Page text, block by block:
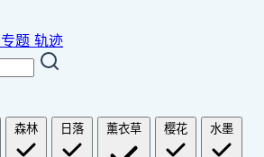
专题 轨迹
森林 日落 薰衣草 樱花 水墨